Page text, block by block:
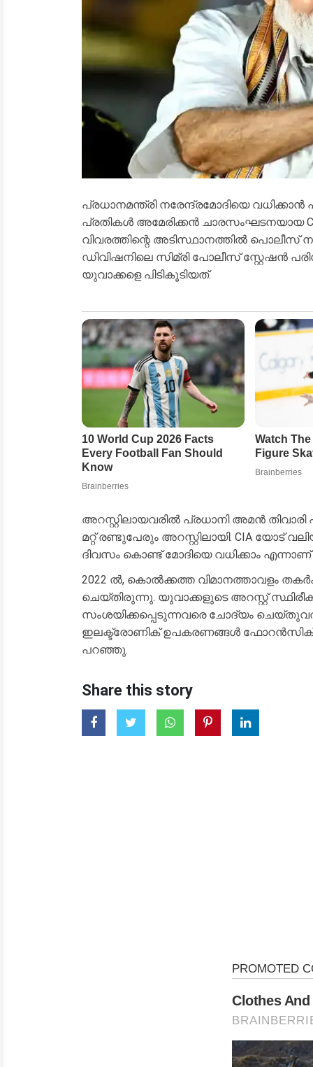
പ്രധാനമന്ത്രി നരേന്ദ്രമോദിയെ
പ്രതികൾ അമേരിക്കൻ ചാരസംഘടനയായ
വിവരത്തിന്റെ അടിസ്ഥാനത്തിൽ
ഡിവിഷനിലെ സിമ്രി പോലീസ് സ്റ്റേഷൻ
യുവാക്കളെ പിടികൂടിയത്.
അറസ്റ്റിലായവരിൽ പ്രധാനി അമൻ
മറ്റ് രണ്ടുപേരും അറസ്റ്റിലായി. CIA യോട്
ദിവസം കൊണ്ട് മോദിയെ വധിക്കാം
2022 ൽ, കൊൽക്കത്ത വിമാനത്താവളം
ചെയ്തിരുന്നു. യുവാക്കളുടെ അറസ്റ്റ്
സംശയിക്കപ്പെടുന്നവരെ ചോദ്യം
ഇലക്ട്രോണിക് ഉപകരണങ്ങൾ
പറഞ്ഞു.
Share this story